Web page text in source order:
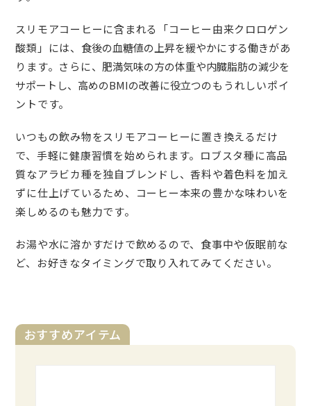
スリモアコーヒーに含まれる「コーヒー由来クロロゲン
酸類」には、 食後の血糖値の上昇を緩やかにする働きがあ
ります。さらに、 肥満気味の方の体重や内臓脂肪の減少を
サポートし、高めのBMIの改善に役立つのもうれしいポイ
ントです。
いつもの飲み物をスリモアコーヒーに置き換えるだけ
で、手軽に健康習慣を始められます。ロブスタ種に高品
質なアラビカ種を独自ブレンドし、香料や着色料を加え
ずに仕上げているため、コーヒー本来の豊かな味わいを
楽しめるのも魅力です。
お湯や水に溶かすだけで飲めるので、食事中や仮眠前な
ど、お好きなタイミングで取り入れてみてください。
おすすめアイテム